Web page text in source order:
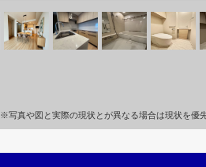
※写真や図と実際の現状とが異なる場合は現状を優